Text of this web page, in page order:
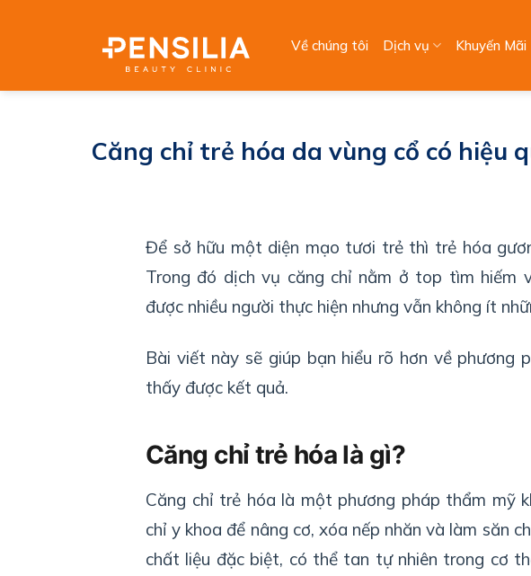
Về chúng tôi Dịch vụ Khuyến Mãi
Căng chỉ trẻ hóa da vùng cổ có hiệu
Để sở hữu một diện mạo tươi trẻ thì trẻ hóa
Trong đó dịch vụ căng chỉ nằm ở top tìm hiếm
được nhiều người thực hiện nhưng vẫn không ít
Bài viết này sẽ giúp bạn hiểu rõ hơn về phương
thấy được kết quả.
Căng chỉ trẻ hóa là gì?
Căng chỉ trẻ hóa là một phương pháp thẩm mỹ
chỉ y khoa để nâng cơ, xóa nếp nhăn và làm săn
chất liệu đặc biệt, có thể tan tự nhiên trong cơ